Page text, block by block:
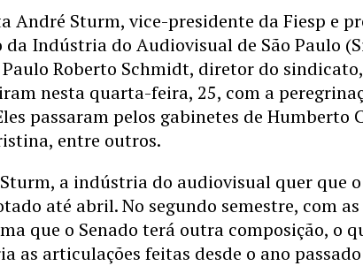
André Sturm, vice-presidente da Fiesp e
Indústria do Audiovisual de São Paulo
Roberto Schmidt, diretor do sindicato,
nesta quarta-feira, 25, com a
passaram pelos gabinetes de Humberto
entre outros.
a indústria do audiovisual quer que
até abril. No segundo semestre, com as
que o Senado terá outra composição, o
as articulações feitas desde o ano passado